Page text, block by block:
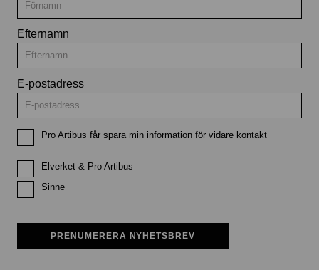
Efternamn
E-postadress
Pro Artibus får spara min information för vidare kontakt
Elverket & Pro Artibus
Sinne
PRENUMERERA NYHETSBREV